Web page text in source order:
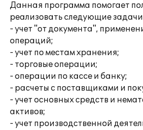
Данная программа помогает
реализовать следующие
- учет "от документа",
операций;
- учет по местам хранения;
- торговые операции;
- операции по кассе и банку;
- расчеты с поставщиками и
- учет основных средств и
активов;
- учет производственной